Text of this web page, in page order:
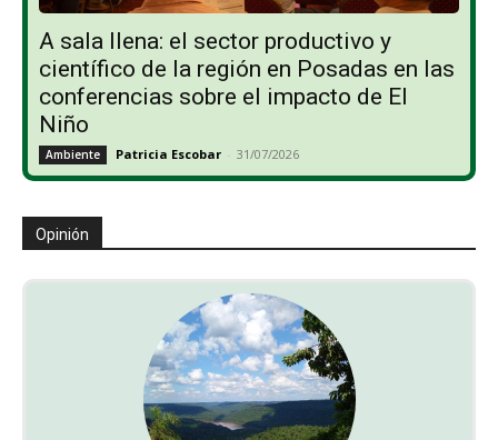
A sala llena: el sector productivo y
científico de la región en Posadas en las
conferencias sobre el impacto de El
Niño
Ambiente Patricia Escobar - 31/07/2026
Opinión